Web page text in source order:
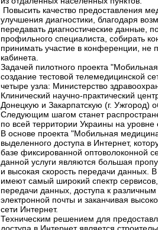
Повысить качество предоставления
улучшения диагностики, благодаря
передавать диагностические данные,
профильного специалиста, собирать
принимать участие в конференции, не
кабинета.
Задачей пилотного проекта
создание тестовой телемедицинской
четыре узла: Министерство
Клинический научно-практический
Донецкую и Закарпатскую (г. Ужгород)
Следующим шагом станет
по всей территории Украины на
В основе проекта "Мобильная
выделенного доступа в Интернет,
базе фиксированной оптоволоконной
данной услуги являются большая
и высокая скорость передачи данных. В
имеют самый широкий спектр
передачи данных, доступа к
электронной почты и заканчивая
сети Интернет.
Техническим решением для